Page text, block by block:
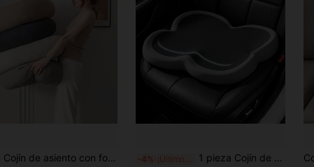
1 pieza Cojín de asiento con forma de neumático - Ofrece soporte para el cóccix para sentarse durante mucho tiempo, relleno de espuma EPE de alta resistencia, adecuado para la sala de estar, el dormitorio, la oficina - Regalos a rayas blancas Cumpleaños Graduación Silla de oficina Cojín de silla Decoración del hogar Vuelta al cole Decoración de la habitación Útiles escolares Cojín de silla Cojines Silla de juegos -4% 1 pieza Cojín de asiento ergonómico con forma de flor de espuma de memoria, base antideslizante, almohadilla de soporte suave, adecuado para silla de oficina, silla de juegos, asiento de coche, alivia la presión de la cadera